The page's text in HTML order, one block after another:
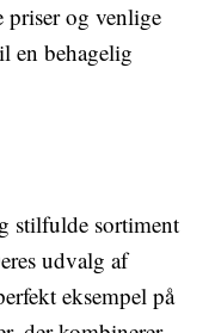
priser og venlige
en behagelig
stilfulde sortiment
udvalg af
eksempel på